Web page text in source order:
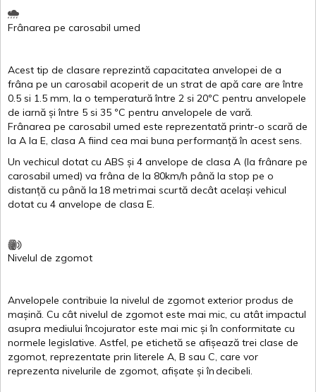
Frânarea pe carosabil umed
Acest tip de clasare reprezintă capacitatea anvelopei de a
frâna pe un carosabil acoperit de un strat de apă care areîntre
0.5 si 1.5 mm, la o temperatură între 2 si 20ºC pentru anvelopele
de iarnă și între 5 si 35 ºC pentru anvelopele de vară.
Frânarea pe carosabil umed este reprezentată printr-o scară de
la A la E, clasa A fiind cea mai buna performanță în acest sens.
Un vechicul dotat cu ABS și 4 anvelope de clasa A (la frânare pe
carosabil umed) va frâna de la 80km/h până la stop pe o
distanță cu până la 18 metrimai scurtă decât același vehicul
dotat cu 4 anvelope de clasa E.
Nivelul de zgomot
Anvelopele contribuie la nivelul de zgomot exterior produs de
mașină. Cu cât nivelul de zgomot este mai mic, cu atât impactul
asupra mediului încojurator este mai mic și în conformitate cu
normele legislative. Astfel, pe etichetă se afișează trei clase de
zgomot, reprezentate prin literele A, B sau C, care vor
reprezenta nivelurile de zgomot, afișate și îndecibeli.